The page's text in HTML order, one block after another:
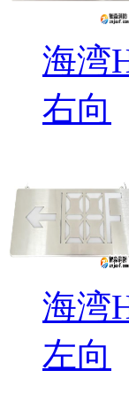
海湾
右向
海湾
左向